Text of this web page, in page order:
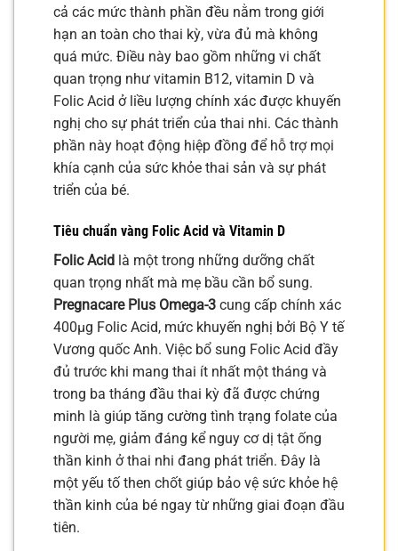
cả các mức thành phần đều nằm trong giới
hạn an toàn cho thai kỳ, vừa đủ mà không
quá mức. Điều này bao gồm những vi chất
quan trọng như vitamin B12, vitamin D và
Folic Acid ở liều lượng chính xác được khuyến
nghị cho sự phát triển của thai nhi. Các thành
phần này hoạt động hiệp đồng để hỗ trợ mọi
khía cạnh của sức khỏe thai sản và sự phát
triển của bé.
Tiêu chuẩn vàng Folic Acid và Vitamin D
Folic Acid là một trong những dưỡng chất
quan trọng nhất mà mẹ bầu cần bổ sung.
Pregnacare Plus Omega-3 cung cấp chính xác
400µg Folic Acid, mức khuyến nghị bởi Bộ Y tế
Vương quốc Anh. Việc bổ sung Folic Acid đầy
đủ trước khi mang thai ít nhất một tháng và
trong ba tháng đầu thai kỳ đã được chứng
minh là giúp tăng cường tình trạng folate của
người mẹ, giảm đáng kể nguy cơ dị tật ống
thần kinh ở thai nhi đang phát triển. Đây là
một yếu tố then chốt giúp bảo vệ sức khỏe hệ
thần kinh của bé ngay từ những giai đoạn đầu
tiên.